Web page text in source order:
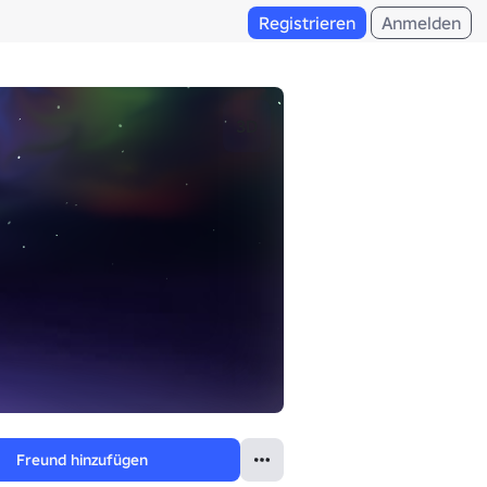
Registrieren Anmelden
Freund hinzufügen